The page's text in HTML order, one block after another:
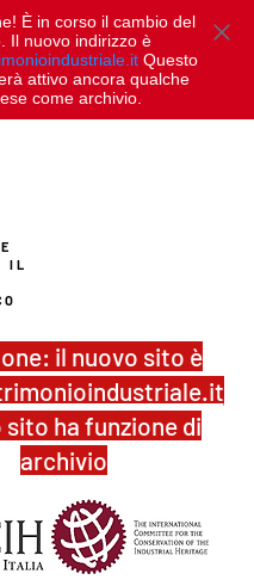
È in corso il cambio del
Il nuovo indirizzo è
Questo
attivo ancora qualche
come archivio.
IL
il nuovo sito è
sito ha funzione di
archivio